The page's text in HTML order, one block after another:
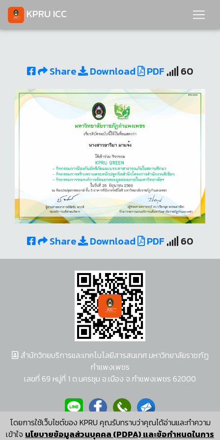
KPRU ICC
Share Download PDF 60
Share Download PDF 60
โดยการใช้เว็บไซต์ของ KPRU คุณรับทราบว่าคุณได้อ่านและทำความ
เข้าใจ นโยบายข้อมูลส่วนบุคคล (PDPA) และข้อกำหนดในการ
สำนักวิทยบริการและเทคโนโลยีสารสนเทศ มหาวิทยาลัยราชภัฏ
กำแพงเพชร
เลขที่ 69 หมู่ที่ 1 ต.นครชุม อ.เมือง จ.กำแพงเพชร 62000
ผู้พัฒนาระบบ อนุชา พวงผกา